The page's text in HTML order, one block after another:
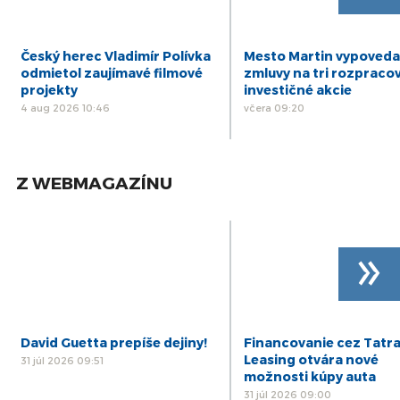
Český herec Vladimír Polívka
odmietol zaujímavé filmové
projekty
4 aug 2026 10:46
Mesto Martin
zmluvy na tri
investičné akcie
včera 09:20
Z WEBMAGAZÍNU
David Guetta prepíše dejiny!
31 júl 2026 09:51
Financovanie cez Tatra
Leasing otvára nové
možnosti kúpy auta
31 júl 2026 09:00
»